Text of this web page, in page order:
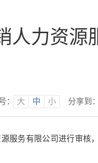
人力资源
： 大 中 小 分享到：
服务有限公司进行审核